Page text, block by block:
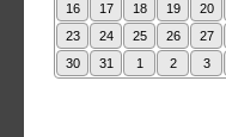
16
17 18 19 20
23
24 25 26 27
30
31 1 2 3